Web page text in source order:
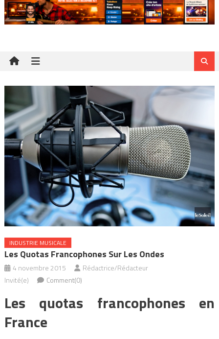
INDUSTRIE MUSICALE
Les Quotas Francophones Sur Les Ondes
4 novembre 2015
Rédactrice/Rédacteur
Invité(e)
Comment(0)
Les quotas francophones en
France